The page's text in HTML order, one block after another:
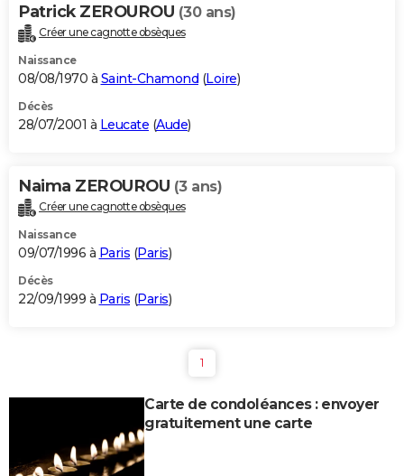
Patrick ZEROUROU (30 ans)
Créer une cagnotte obsèques
Naissance
08/08/1970 à Saint-Chamond (Loire)
Décès
28/07/2001 à Leucate (Aude)
Naima ZEROUROU (3 ans)
Créer une cagnotte obsèques
Naissance
09/07/1996 à Paris (Paris)
Décès
22/09/1999 à Paris (Paris)
1
Carte de condoléances : envoyer
gratuitement une carte